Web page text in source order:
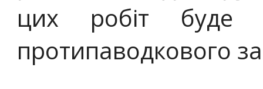
цих робіт буде
протипаводкового